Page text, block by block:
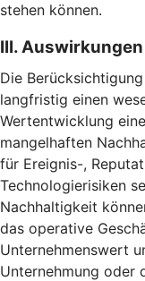
stehen können.
III.
Die
langfristig einen
Wertentwicklung
mangelhaften
für Ereignis-,
Technologierisiken
Nachhaltigkeit
das operative
Unternehmenswert
Unternehmung oder